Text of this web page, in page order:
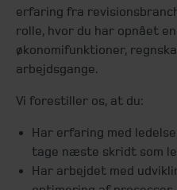
erfaring fra
rolle, hvor du har opnået
økonomifunktioner,
arbejdsgange.
Vi forestiller os, at du:
Har erfaring med
tage næste skridt som
Har arbejdet med